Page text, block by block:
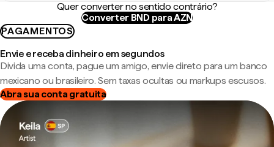
Quer converter no sentido contrário?
Converter BND para AZN
PAGAMENTOS
Envie e receba dinheiro em segundos
Divida uma conta, pague um amigo, envie direto para um banco
mexicano ou brasileiro. Sem taxas ocultas ou markups escusos.
Abra sua conta gratuita